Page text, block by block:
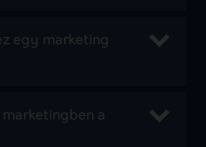
egy marketing
a